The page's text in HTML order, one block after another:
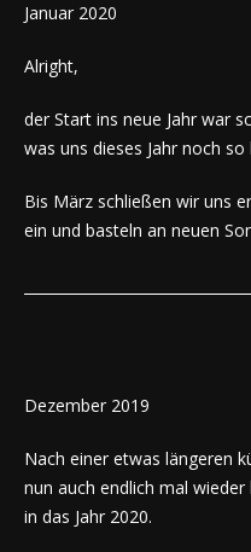
Januar 2020
Alright,
der Start ins neue Jahr war
was uns dieses Jahr noch so
Bis März schließen wir uns
ein und basteln an neuen
Dezember 2019
Nach einer etwas längeren
nun auch endlich mal
in das Jahr 2020.